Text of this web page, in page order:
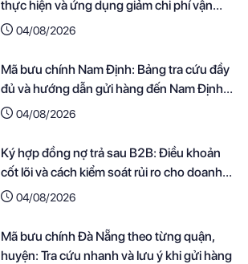
thực hiện và ứng dụng giảm chi phí vận
chuyển cho doanh nghiệp
04/08/2026
Mã bưu chính Nam Định: Bảng tra cứu đầy
đủ và hướng dẫn gửi hàng đến Nam Định
nhanh nhất
04/08/2026
Ký hợp đồng nợ trả sau B2B: Điều khoản
cốt lõi và cách kiểm soát rủi ro cho doanh
nghiệp
04/08/2026
Mã bưu chính Đà Nẵng theo từng quận,
huyện: Tra cứu nhanh và lưu ý khi gửi hàng